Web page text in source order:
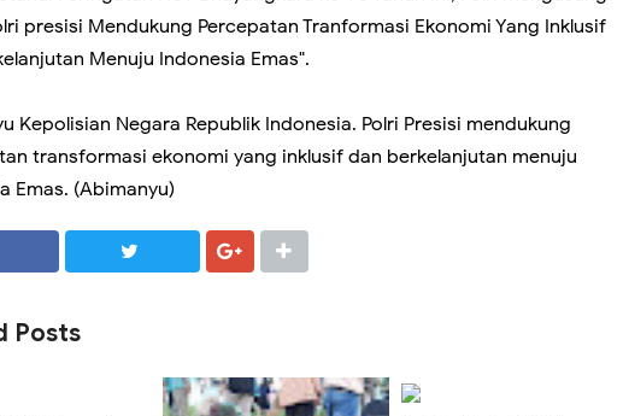
presisi Mendukung Percepatan Tranformasi Ekonomi Yang Inklusif
Menuju Indonesia Emas".
Kepolisian Negara Republik Indonesia. Polri Presisi mendukung
transformasi ekonomi yang inklusif dan berkelanjutan menuju
Emas. (Abimanyu)
Posts